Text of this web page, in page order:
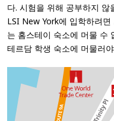
다. 시험을 위해 공부하지
LSI New York에 입학하려
는 홈스테이 숙소에 머물 수
테르담 학생 숙소에 머물러